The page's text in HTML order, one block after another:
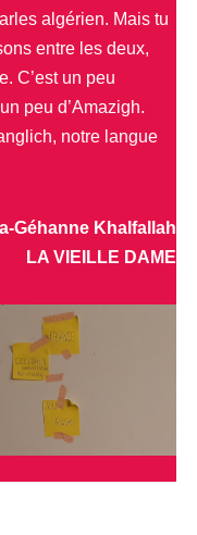
algérien. Mais tu
entre les deux,
C’est un peu
peu d’Amazigh.
notre langue
Géhanne Khalfallah
LA VIEILLE DAME